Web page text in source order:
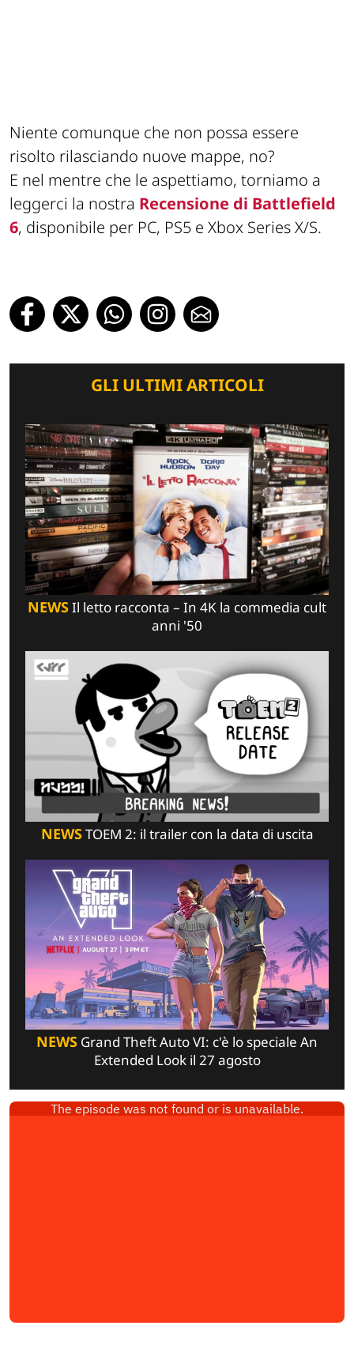
Niente comunque che non possa essere
risolto rilasciando nuove mappe, no?
E nel mentre che le aspettiamo, torniamo a
leggerci la nostra Recensione di Battlefield
6, disponibile per PC, PS5 e Xbox Series X/S.
GLI ULTIMI ARTICOLI
NEWSIl letto racconta – In 4K la commedia cult
anni '50
NEWSTOEM 2: il trailer con la data di uscita
NEWS Grand Theft Auto VI: c'è lo speciale An
Extended Look il 27 agosto